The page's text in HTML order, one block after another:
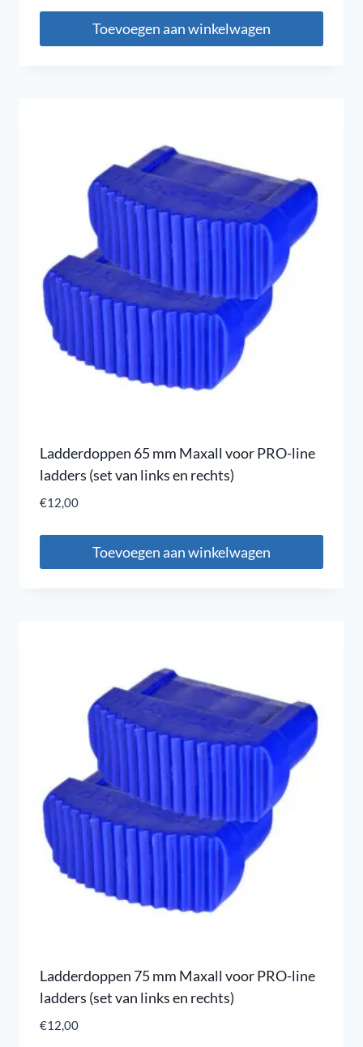
Toevoegen aan winkelwagen
Ladderdoppen 65 mm Maxall voor PRO-line
ladders (set van links en rechts)
€12,00
Toevoegen aan winkelwagen
Ladderdoppen 75 mm Maxall voor PRO-line
ladders (set van links en rechts)
€12,00